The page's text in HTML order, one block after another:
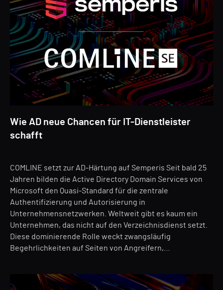
Wie AD neue Chancen für IT-Dienstleister
schafft
COMLINE setzt zur AD-Härtung auf Semperis Seit bald 25
Jahren bilden die Active Directory Domain Services von
Microsoft den Quasi-Standard für die zentrale
Authentifizierung und Autorisierung in
Unternehmensnetzwerken. Weltweit gibt es kaum ein
Unternehmen, das nicht auf den Verzeichnisdienst setzt.
Diese dominierende Rolle weckt zwangsläufig
Begehrlichkeiten auf Seiten von Angreifern,…